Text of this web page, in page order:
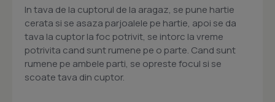
In tava de la cuptorul de la aragaz, se pune hartie
cerata si se asaza parjoalele pe hartie, apoi se da
tava la cuptor la foc potrivit, se intorc la vreme
potrivita cand sunt rumene pe o parte. Cand sunt
rumene pe ambele parti, se opreste focul si se
scoate tava din cuptor.